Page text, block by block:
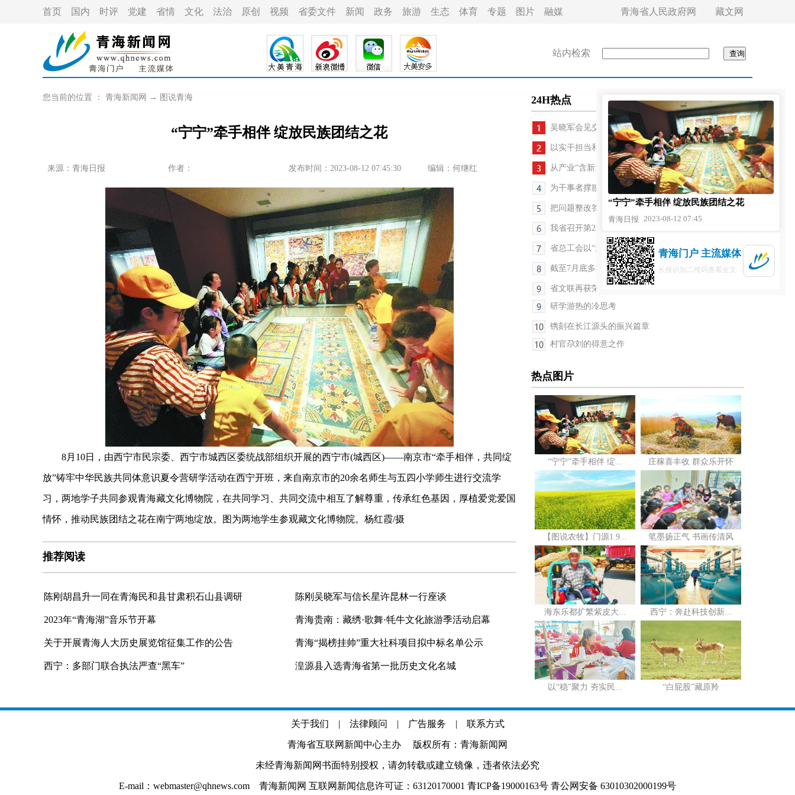
首页 国内 时评 党建 省情 文化 法治 原创 视频 省委文件 新闻 政务 旅游 生态 体育 专题 图片 融媒 青海省人民政府网 藏文网
站内检索
您当前的位置 ： 青海新闻网 → 图说青海
“宁宁”牵手相伴 绽放民族团结之花
来源：青海日报 作者： 发布时间：2023-08-12 07:45:30 编辑：何继红
8月10日，由西宁市民宗委、西宁市城西区委统战部组织开展的西宁市(城西区)——南京市“牵手相伴，共同绽
放”铸牢中华民族共同体意识夏令营研学活动在西宁开班，来自南京市的20余名师生与五四小学师生进行交流学
习，两地学子共同参观青海藏文化博物院，在共同学习、共同交流中相互了解尊重，传承红色基因，厚植爱党爱国
情怀，推动民族团结之花在南宁两地绽放。图为两地学生参观藏文化博物院。杨红霞/摄
推荐阅读
陈刚胡昌升一同在青海民和县甘肃积石山县调研 陈刚吴晓军与信长星许昆林一行座谈
2023年“青海湖”音乐节开幕 青海贵南：藏绣·歌舞·牦牛文化旅游季活动启幕
关于开展青海人大历史展览馆征集工作的公告 青海“揭榜挂帅”重大社科项目拟中标名单公示
西宁：多部门联合执法严查“黑车” 湟源县入选青海省第一批历史文化名城
24H热点
吴晓军会见交通银行股份有限公司董事长任德奇一行
以实干担当和实绩实效贯彻落实省委全会精神
从产业“含新量”看工业经济新突破
为干事者撑腰 为成事者鼓劲 营造干事创业浓厚氛围
把问题整改答卷融进高质量发展之中
我省召开第23批来青博士服务团成员座谈会
省总工会以“送清凉”活动促主题教育持续深入
截至7月底多项民政实事落地开花
省文联再获荣誉
研学游热的冷思考
镌刻在长江源头的振兴篇章
村官尕刘的得意之作
热点图片
“宁宁”牵手相伴 绽... 庄稼喜丰收 群众乐开怀
【图说农牧】门源1.9... 笔墨扬正气 书画传清风
海东乐都扩繁紫皮大... 西宁：奔赴科技创新...
以“稳”聚力 夯实民... “白屁股”藏原羚
关于我们 | 法律顾问 | 广告服务 | 联系方式
青海省互联网新闻中心主办 版权所有：青海新闻网
未经青海新闻网书面特别授权，请勿转载或建立镜像，违者依法必究
E-mail：webmaster@qhnews.com 青海新闻网 互联网新闻信息许可证：63120170001 青ICP备19000163号 青公网安备 63010302000199号
“宁宁”牵手相伴 绽放民族团结之花
青海日报 2023-08-12 07:45
青海门户 主流媒体
长按识别二维码查看全文